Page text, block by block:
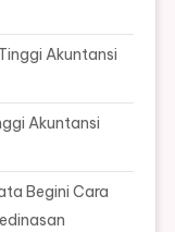
Akuntansi
Akuntansi
Begini Cara